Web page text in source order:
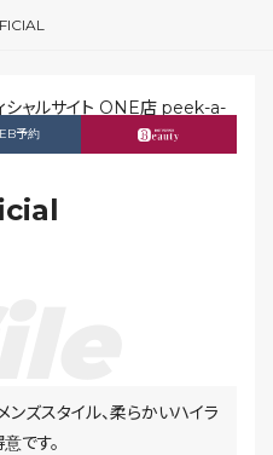
予約
ズスタイル、柔らかいハイラ
です。